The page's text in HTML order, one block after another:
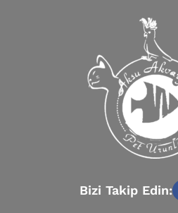
Bizi Takip Edin: